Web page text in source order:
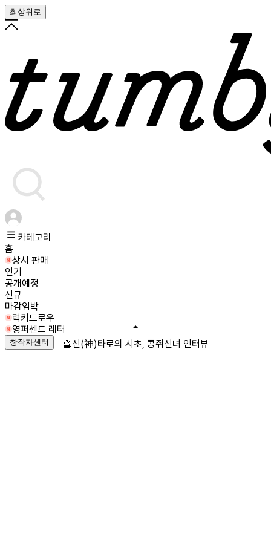
최상위로
카테고리
홈
상시 판매
인기
공개예정
신규
마감임박
럭키드로우
영퍼센트 레터
창작자센터 🔮신(神)타로의 시초, 콩쥐신녀 인터뷰